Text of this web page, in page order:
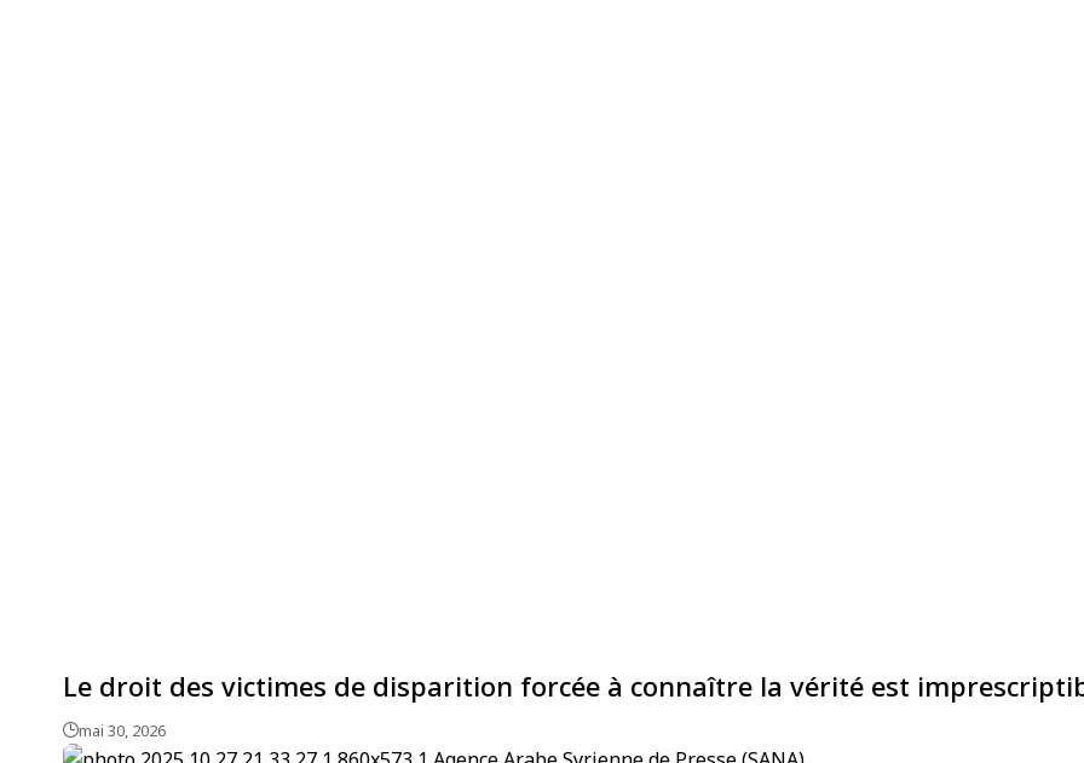
Le droit des victimes de disparition forcée à connaître la vérité est
mai 30, 2026